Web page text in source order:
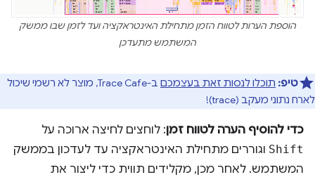
הוספת הערות לטווח הזמן מתחילת האינטראקציה ועד לזמן שבו ממשק
המשתמש מתעדכן
טיפ: תוכלו לנסות זאת בעצמכם
ב-Trace Cafe, מוצר לא רשמי שיכול
לארח נתוני מעקב (trace)!
כדי להוסיף הערה לטווח זמן: לוחצים לחיצה ארוכה על
Shift וגוררים מתחילת האינטראקציה עד לעדכון בממשק
המשתמש. לאחר מכן, מקלידים תווית כדי ליצור את